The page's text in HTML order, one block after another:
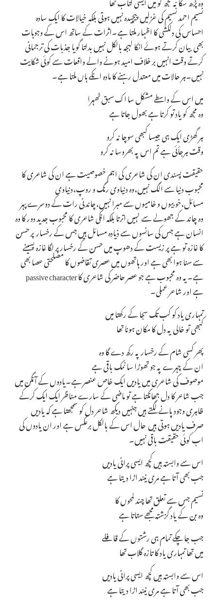
نسیم احمد نسیم کی غزلیں پیچیدہ نہیں ہوتی بلکہ خیالات کا ایک سادہ
احساس کی دلکشی کا اظہار ملتا ہے۔اثرات کے ساتھ اس کے وجوہات
بھی بیان کرتے ہوئے انکا لہجہ بالکل نہیں بدلتا گویا جذبات کی ترجمانی
کرتے وقت انہیں بر خلاف امید ہونے والے واقعات سے کوئی شکایت
نہیں۔ہر حالات میں معتدل رہنے کا مادہ انکے ہاں ملتا ہے۔
میں اس کے واسطے مشکل سا اک سبق ٹھہرا
وہ مجھ کو یاد تو کرتا ہے بھول جاتا ہے
ہر گھڑی ایک ہی جیسا کبھی سوچا نہ کرو
وقت ہرجأئی ہے تم اس پہ بھروسا نہ کرو
حقیقت پسندی ان کی شاعری کی اہم خصوصیت ہے ان کی شاعری کا
محبوب دنیا سے الگ نہیں،وہ دنیاوی رنگ و روپ،دنیاوی
مسائل،خوبیوں و خامیوں سے مبرا نہیں،چاندنی رات کے دوسرے پہر
وہ چاند کے جھولے سے نہیں اترتا بلکہ انکی شاعری کا محبوب جدید دور کا وہ
انسان ہے جس کی سانسوں سے ذیادہ مسائل ہیں جس کے رخسار پر حسن
کا غازہ تو ہے پر زیست کے دھوپ میں حسن کے رخسار پر لگا غازہ پسینے
سے سنا ہوا بھی ہے اور ہاتھوں میں عصری تقاضوں کا مصلحتی عصا بھی
ہے۔یہ وہ محبوب ہے جو عصر حاضر کی شاعری کا passive character
ہے اور شاعر عملی۔
تمہاری یاد کو کب تک سجا کے رکھتا میں
کبھی تو خالی یہ دل کا مکان ہونا تھا
پھر کسی شام کے رخسار پہ رکھ دے گا وہ
ان کے چہرے پہ جو تھوڑا سا نمک باقی ہے
موصوف کی شاعری میں یادیں ایک خاص عنصر ہے۔یادوں کے آنگن میں
جب شاعر کا دل جھانکتا ہے تو ماضی کے سارے مناظر ایک ایک کرکے
ظاہری وجود پانے لگتے ہیں جنہیں دیکھ شاعر دل کو سمجھتا ہے کہ یادیں
صرف یادیں ہوتی ہیں حال اس کے بالکل برعکس ہے اور ان یادوں کی
اب کوئی حقیقت باقی نہیں۔
اس سے وابستہ ہیں کچھ ایسی پرانی یادیں
جب بھی آتا ہے مری نیند اڑا دیتا ہے
نسیم جس سے تعلق تھا چند لمحوں کا
وہ بن کے یاد گزشتہ مجھے ستاتا ہے
جب جا چکے تمام ہی رشتوں کے قافلے
میں تھا تمہاری یاد کا تازہ گلاب تھا
اس سے وابستہ ہیں کچھ ایسی پرانی یادیں
جب بھی آتا ہے مری نیند اڑا دیتا ہے